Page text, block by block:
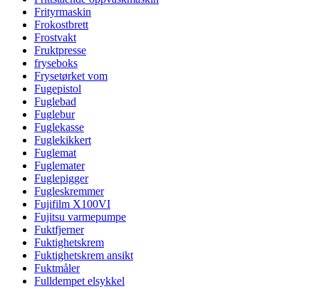
Frityrmaskin
Frokostbrett
Frostvakt
Fruktpresse
fryseboks
Frysetørket vom
Fugepistol
Fuglebad
Fuglebur
Fuglekasse
Fuglekikkert
Fuglemat
Fuglemater
Fuglepigger
Fugleskremmer
Fujifilm X100VI
Fujitsu varmepumpe
Fuktfjerner
Fuktighetskrem
Fuktighetskrem ansikt
Fuktmåler
Fulldempet elsykkel